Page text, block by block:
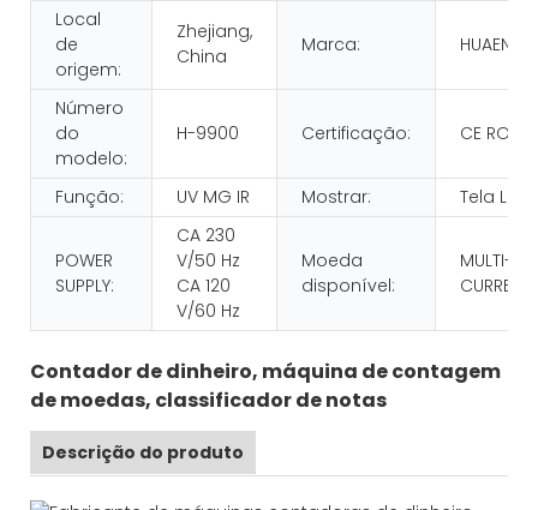
Local
de
origem:
Zhejiang,
China
Marca: HUAEN
Número
do
modelo:
H-9900 Certificação: CE ROHS
Função: UV MG IR Mostrar: Tela LCD
POWER
SUPPLY:
CA 230
V/50 Hz
CA 120
V/60 Hz
Moeda
disponível:
MULTI-
Contador de dinheiro, máquina de contagem
de moedas, classificador de notas
Descrição do produto